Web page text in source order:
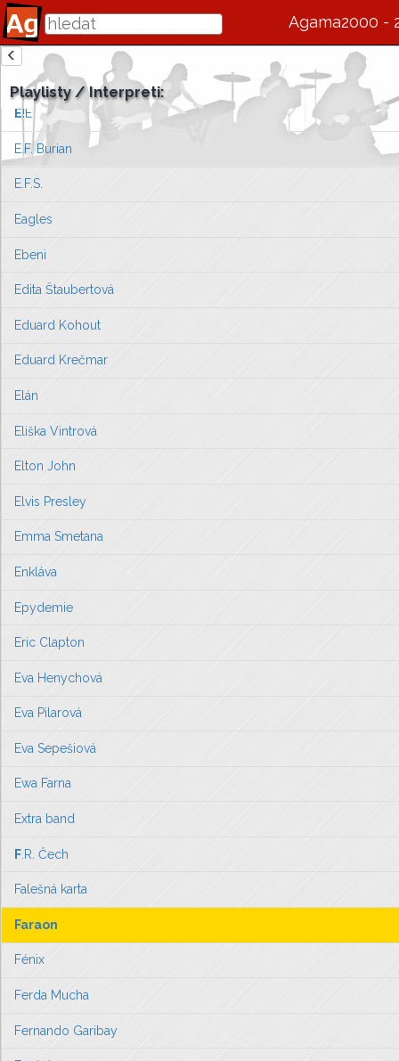
Agama2000 -
zde se bude v budoucnu zobrazovat informace o interpretovi /
Vlevo vyberte píseň, kterou chcete zobrazit
nebo můžete přejít na úvodní stránku ...
Playlisty / Interpreti:
Druhá tráva
Duo Cis
Dymytry
E!E
E.F. Burian
E.F.S.
Eagles
Ebeni
Edita Štaubertová
Eduard Kohout
Eduard Krečmar
Elán
Eliška Vintrová
Elton John
Elvis Presley
Emma Smetana
Enkláva
Epydemie
Eric Clapton
Eva Henychová
Eva Pilarová
Eva Sepešiová
Ewa Farna
Extra band
F .R. Čech
Falešná karta
Faraon
Fénix
Ferda Mucha
Fernando Garibay